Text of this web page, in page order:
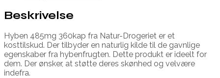
Beskrivelse
Hyben 485mg 360kap fra Natur-Drogeriet er et
kosttilskud. Der tilbyder en naturlig kilde til de gavnlige
egenskaber fra hybenfrugten. Dette produkt er ideelt for
dem. Der ønsker, at støtte deres skønhed og velvære
indefra.